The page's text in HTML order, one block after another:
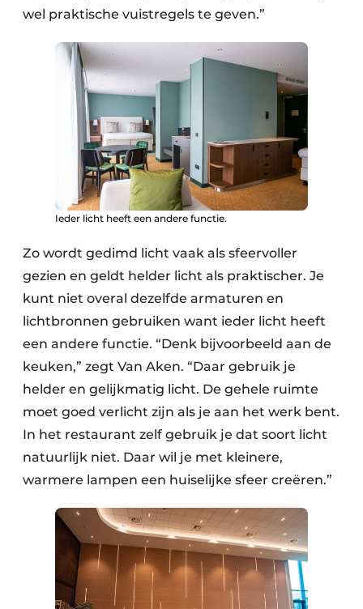
wel praktische vuistregels te geven.”
Ieder licht heeft een andere functie.
Zo wordt gedimd licht vaak als sfeervoller
gezien en geldt helder licht als praktischer. Je
kunt niet overal dezelfde armaturen en
lichtbronnen gebruiken want ieder licht heeft
een andere functie. “Denk bijvoorbeeld aan de
keuken,” zegt Van Aken. “Daar gebruik je
helder en gelijkmatig licht. De gehele ruimte
moet goed verlicht zijn als je aan het werk bent.
In het restaurant zelf gebruik je dat soort licht
natuurlijk niet. Daar wil je met kleinere,
warmere lampen een huiselijke sfeer creëren.”